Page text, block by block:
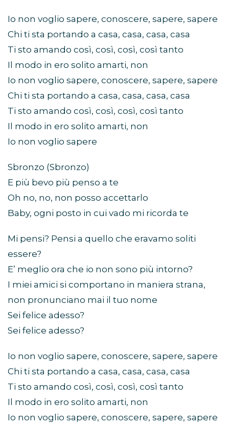
Io non voglio sapere, conoscere, sapere, sapere
Chi ti sta portando a casa, casa, casa, casa
Ti sto amando così, così, così, così tanto
Il modo in ero solito amarti, non
Io non voglio sapere, conoscere, sapere, sapere
Chi ti sta portando a casa, casa, casa, casa
Ti sto amando così, così, così, così tanto
Il modo in ero solito amarti, non
Io non voglio sapere
Sbronzo (Sbronzo)
E più bevo più penso a te
Oh no, no, non posso accettarlo
Baby, ogni posto in cui vado mi ricorda te
Mi pensi? Pensi a quello che eravamo soliti
essere?
E’ meglio ora che io non sono più intorno?
I miei amici si comportano in maniera strana,
non pronunciano mai il tuo nome
Sei felice adesso?
Sei felice adesso?
Io non voglio sapere, conoscere, sapere, sapere
Chi ti sta portando a casa, casa, casa, casa
Ti sto amando così, così, così, così tanto
Il modo in ero solito amarti, non
Io non voglio sapere, conoscere, sapere, sapere